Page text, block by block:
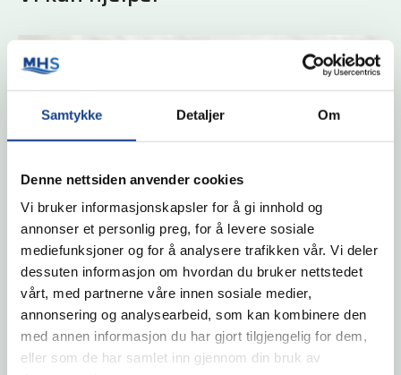
Samtykke Detaljer Om
Denne nettsiden anvender cookies
Vi bruker informasjonskapsler for å gi innhold og
annonser et personlig preg, for å levere sosiale
mediefunksjoner og for å analysere trafikken vår. Vi deler
dessuten informasjon om hvordan du bruker nettstedet
vårt, med partnerne våre innen sosiale medier,
annonsering og analysearbeid, som kan kombinere den
med annen informasjon du har gjort tilgjengelig for dem,
eller som de har samlet inn gjennom din bruk av